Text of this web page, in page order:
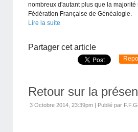
nombreux d'autant plus que la
Fédération Française de Généalogie.
Lire la suite
Partager cet article
Retour sur la
3 Octobre 2014, 23:39pm | Publié par